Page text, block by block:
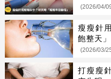
(2026/04/
瘦瘦針
飽整天
(2026/03/
打瘦瘦